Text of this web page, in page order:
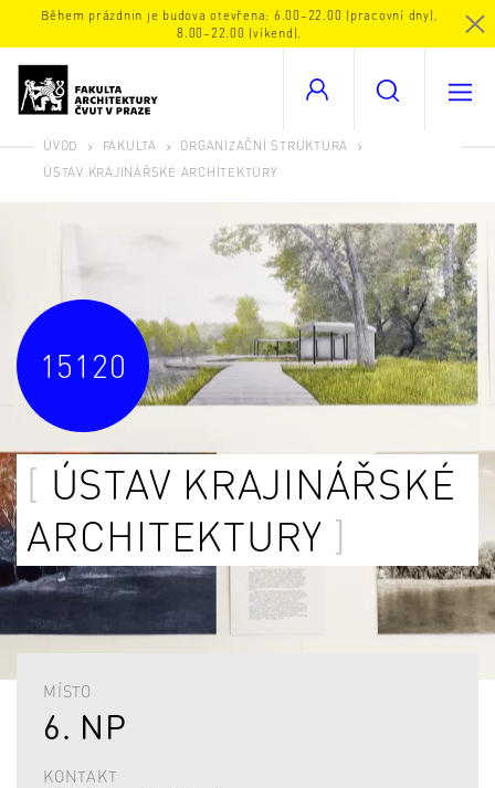
Během prázdnin je budova otevřena: 6.00–22.00 (pracovní dny),
8.00–22.00 (víkend).
ÚVOD FAKULTA
ORGANIZAČNÍ STRUKTURA
ÚSTAV KRAJINÁŘSKÉ ARCHITEKTURY
15120
ÚSTAV KRAJINÁŘSKÉ
ARCHITEKTURY
MÍSTO
6. NP
KONTAKT